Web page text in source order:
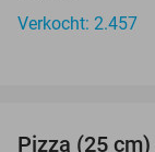
Verkocht: 2.457
Pizza (25